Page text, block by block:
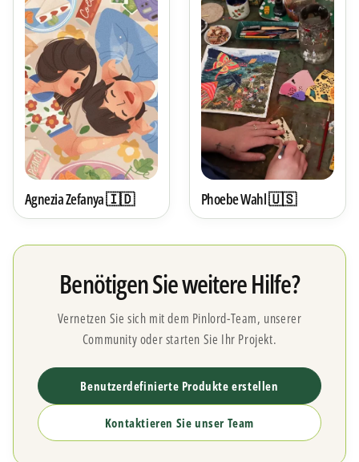
Agnezia Zefanya 🇮🇩 Phoebe Wahl 🇺🇸
Benötigen Sie weitere Hilfe?
Vernetzen Sie sich mit dem Pinlord-Team, unserer
Community oder starten Sie Ihr Projekt.
Benutzerdefinierte Produkte erstellen
Kontaktieren Sie unser Team